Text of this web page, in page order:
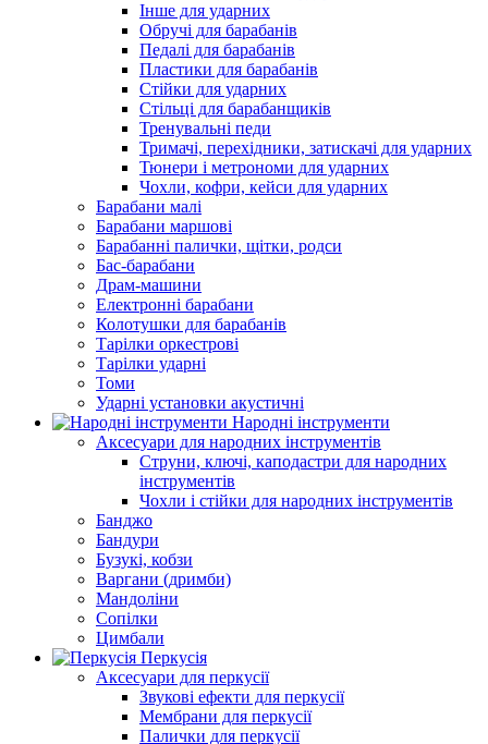
Інше для ударних
Обручі для барабанів
Педалі для барабанів
Пластики для барабанів
Стійки для ударних
Стільці для барабанщиків
Тренувальні педи
Тримачі, перехідники, затискачі для ударних
Тюнери і метрономи для ударних
Чохли, кофри, кейси для ударних
Барабани малі
Барабани маршові
Барабанні палички, щітки, родси
Бас-барабани
Драм-машини
Електронні барабани
Колотушки для барабанів
Тарілки оркестрові
Тарілки ударні
Томи
Ударні установки акустичні
Народні інструменти
Аксесуари для народних інструментів
Струни, ключі, каподастри для народних
інструментів
Чохли і стійки для народних інструментів
Банджо
Бандури
Бузукі, кобзи
Варгани (дримби)
Мандоліни
Сопілки
Цимбали
Перкусія
Аксесуари для перкусії
Звукові ефекти для перкусії
Мембрани для перкусії
Палички для перкусії